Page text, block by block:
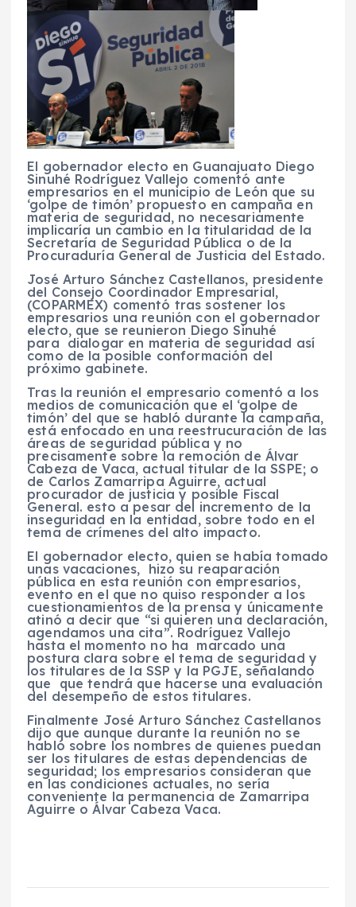
El gobernador electo en Guanajuato Diego
Sinuhé Rodríguez Vallejo comentó ante
empresarios en el municipio de León que su
‘golpe de timón’ propuesto en campaña en
materia de seguridad, no necesariamente
implicaría un cambio en la titularidad de la
Secretaría de Seguridad Pública o de la
Procuraduría General de Justicia del Estado.
José Arturo Sánchez Castellanos, presidente
del Consejo Coordinador Empresarial,
(COPARMEX) comentó tras sostener los
empresarios una reunión con el gobernador
electo, que se reunieron Diego Sinuhé
para dialogar en materia de seguridad así
como de la posible conformación del
próximo gabinete.
Tras la reunión el empresario comentó a los
medios de comunicación que el ‘golpe de
timón’ del que se habló durante la campaña,
está enfocado en una reestrucuración de las
áreas de seguridad pública y no
precisamente sobre la remoción de Álvar
Cabeza de Vaca, actual titular de la SSPE; o
de Carlos Zamarripa Aguirre, actual
procurador de justicia y posible Fiscal
General. esto a pesar del incremento de la
inseguridad en la entidad, sobre todo en el
tema de crímenes del alto impacto.
El gobernador electo, quien se había tomado
unas vacaciones, hizo su reaparación
pública en esta reunión con empresarios,
evento en el que no quiso responder a los
cuestionamientos de la prensa y únicamente
atinó a decir que “si quieren una declaración,
agendamos una cita”. Rodríguez Vallejo
hasta el momento no ha marcado una
postura clara sobre el tema de seguridad y
los titulares de la SSP y la PGJE, señalando
que que tendrá que hacerse una evaluación
del desempeño de estos titulares.
Finalmente José Arturo Sánchez Castellanos
dijo que aunque durante la reunión no se
habló sobre los nombres de quienes puedan
ser los titulares de estas dependencias de
seguridad; los empresarios consideran que
en las condiciones actuales, no sería
conveniente la permanencia de Zamarripa
Aguirre o Álvar Cabeza Vaca.